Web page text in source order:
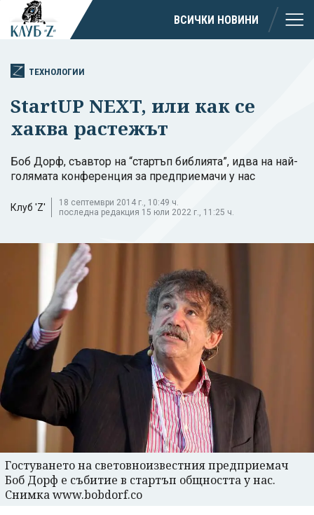
ВСИЧКИ НОВИНИ
ТЕХНОЛОГИИ
StartUP NEXT, или как се
хаква растежът
Боб Дорф, съавтор на “стартъп библията”, идва на най-
голямата конференция за предприемачи у нас
Клуб 'Z'
18 септември 2014 г., 10:49 ч.
последна редакция 15 юли 2022 г., 11:25 ч.
Гостуването на световноизвестния предприемач
Боб Дорф е събитие в стартъп общността у нас.
Снимка www.bobdorf.co